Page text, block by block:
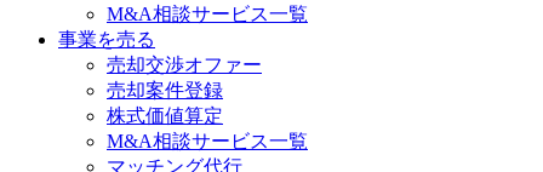
M&A相談サービス一覧
事業を売る
売却交渉オファー
売却案件登録
株式価値算定
M&A相談サービス一覧
マッチング代行